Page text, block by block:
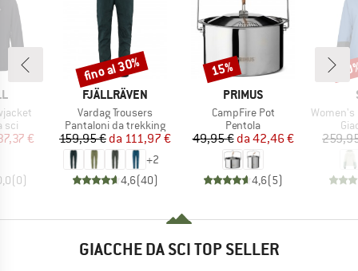
sci
ridotto
€
(0)
MARCHIO
FJÄLLRÄVEN
Articolo
Vardag Trousers
Gruppo di prodotti
Pantaloni da trekking
Prezzo
159,95 € Prezzo ridotto
da 111,97 €
+2
4,6(40)
Sconto
fino al 30%
MARCHIO
PRIMUS
Articolo
CampFire Pot
Gruppo di prodotti
Pentola
Prezzo
49,95 € Prezzo ridotto
da 42,46 €
4,6(5)
Sconto
15%
Articolo
Women's
GIACCHE DA SCI TOP SELLER